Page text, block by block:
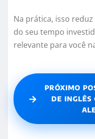
Na prática, isso
do seu tempo
relevante para você
→
PRÓXIMO
DE INGLÊS